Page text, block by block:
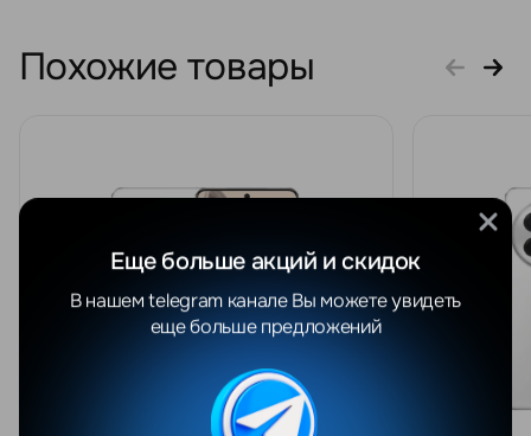
Похожие товары
Еще больше акций и скидок
В нашем telegram канале Вы можете увидеть
еще больше предложений